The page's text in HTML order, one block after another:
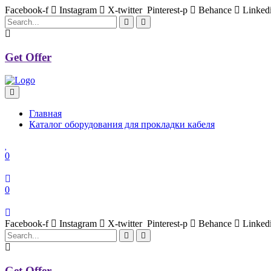
Facebook-f Instagram X-twitter Pinterest-p Behance
Get Offer
Главная
Каталог оборудования для прокладки кабеля
0
0
Facebook-f Instagram X-twitter Pinterest-p Behance